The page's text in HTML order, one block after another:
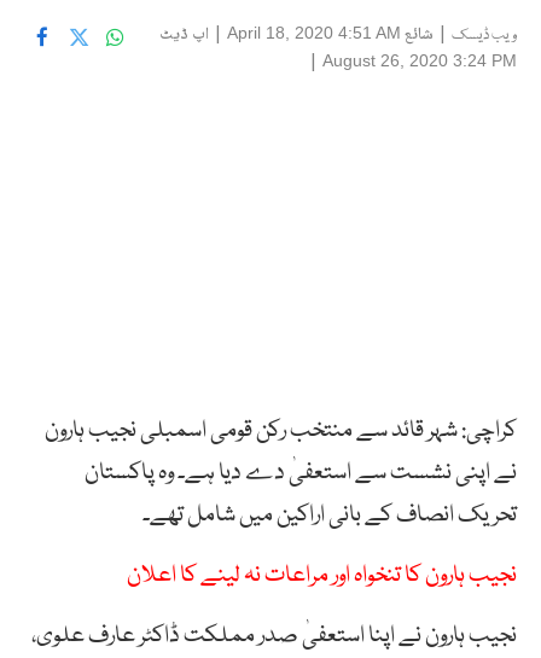
ویب ڈیسک | شائع April 18, 2020 4:51 AM
| اپ ڈیٹ
August 26, 2020 3:24 PM
|
کراچی: شہر قائد سے منتخب رکن قومی اسمبلی نجیب ہارون
نے اپنی نشست سے استعفیٰ دے دیا ہے۔ وہ پاکستان
تحریک انصاف کے بانی اراکین میں شامل تھے۔
نجیب ہارون کا تنخواہ اور مراعات نہ لینے کا اعلان
نجیب ہارون نے اپنا استعفیٰ صدر مملکت ڈاکٹر عارف علوی،